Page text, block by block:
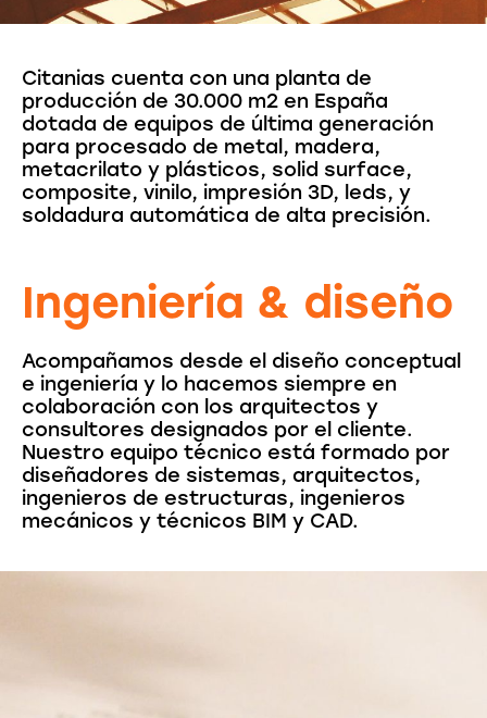
Citanias cuenta con una planta de
producción de 30.000 m2 en España
dotada de equipos de última generación
para procesado de metal, madera,
metacrilato y plásticos, solid surface,
composite, vinilo, impresión 3D, leds, y
soldadura automática de alta precisión.
Ingeniería & diseño
Acompañamos desde el diseño conceptual
e ingeniería y lo hacemos siempre en
colaboración con los arquitectos y
consultores designados por el cliente.
Nuestro equipo técnico está formado por
diseñadores de sistemas, arquitectos,
ingenieros de estructuras, ingenieros
mecánicos y técnicos BIM y CAD.